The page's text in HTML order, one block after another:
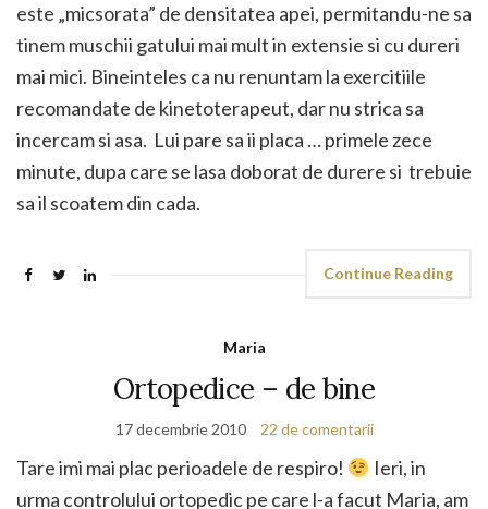
este „micsorata” de densitatea apei, permitandu-ne sa
tinem muschii gatului mai mult in extensie si cu dureri
mai mici. Bineinteles ca nu renuntam la exercitiile
recomandate de kinetoterapeut, dar nu strica sa
incercam si asa. Lui pare sa ii placa … primele zece
minute, dupa care se lasa doborat de durere si trebuie
sa il scoatem din cada.
Continue Reading
Maria
Ortopedice – de bine
17 decembrie 2010 22 de comentarii
Tare imi mai plac perioadele de respiro!
Ieri, in
urma controlului ortopedic pe care l-a facut Maria, am